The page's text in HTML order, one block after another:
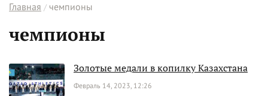
Главная чемпионы
чемпионы
Золотые медали в копилку Казахстана
Февраль 14, 2023, 12:26